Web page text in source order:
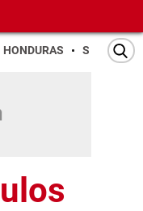
HONDURAS SAN PEDRO